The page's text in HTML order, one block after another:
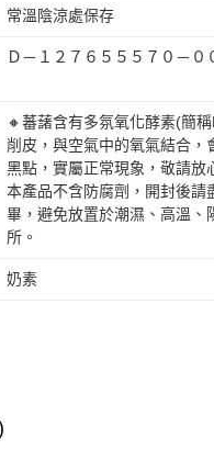
常溫陰涼處保存
Ｄ－１２７６５５５７０－０
🔸蕃藷含有多氛氧化酵素(簡
削皮，與空氣中的氧氣結合，
黑點，實屬正常現象，敬請放
本產品不含防腐劑，開封後請
畢，避免放置於潮濕、高溫、
所。
奶素